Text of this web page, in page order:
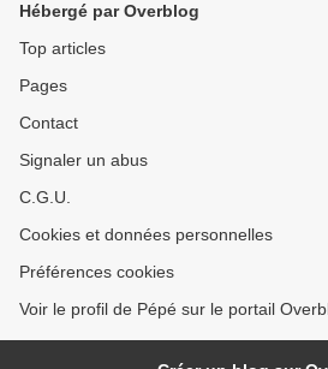
Hébergé par Overblog
Top articles
Pages
Contact
Signaler un abus
C.G.U.
Cookies et données personnelles
Préférences cookies
Voir le profil de Pépé sur le portail